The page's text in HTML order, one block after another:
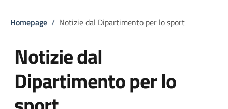
Homepage / Notizie dal Dipartimento per lo sport
Notizie dal
Dipartimento per lo